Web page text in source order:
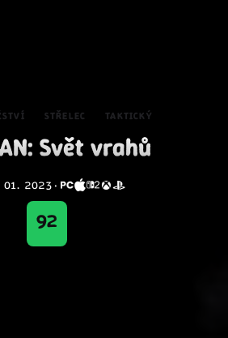
STŘELEC TAKTICKÝ
Svět vrahů
01. 2023 ·
92